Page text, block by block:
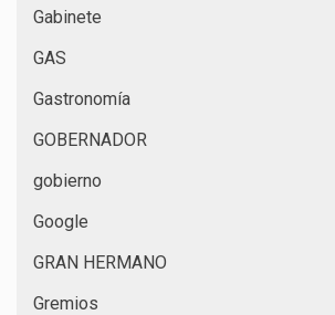
Gabinete
GAS
Gastronomía
GOBERNADOR
gobierno
Google
GRAN HERMANO
Gremios